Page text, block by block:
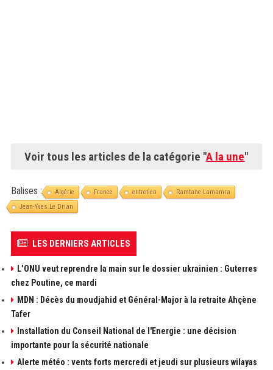
Voir tous les articles de la catégorie "A la une"
Balises : Algérie France entretien
Ramtane Lamamra
Jean-Yves Le Drian
LES DERNIERS ARTICLES
L’ONU veut reprendre la main sur le dossier ukrainien : Guterres
chez Poutine, ce mardi
MDN : Décès du moudjahid et Général-Major à la retraite Ahçène
Tafer
Installation du Conseil National de l'Energie : une décision
importante pour la sécurité nationale
Alerte météo : vents forts mercredi et jeudi sur plusieurs wilayas